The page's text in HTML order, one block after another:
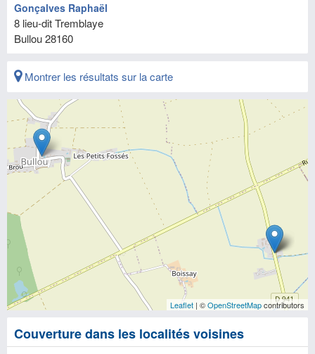
Gonçalves Raphaël
8 lieu-dit Tremblaye
Bullou28160
Montrer les résultats sur la carte
Leaflet | ©OpenStreetMapcontributors
Couverture dans les localités voisines